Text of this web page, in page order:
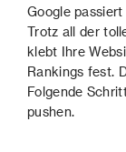
Google
Trotz all der
klebt Ihre
Rankings fest.
Folgende
pushen.